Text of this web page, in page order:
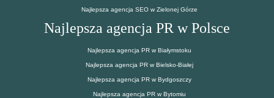
Najlepsza agencja SEO w Zielonej Górze
Najlepsza agencja PR w Polsce
Najlepsza agencja PR w Białymstoku
Najlepsza agencja PR w Bielsko-Białej
Najlepsza agencja PR w Bydgoszczy
Najlepsza agencja PR w Bytomiu